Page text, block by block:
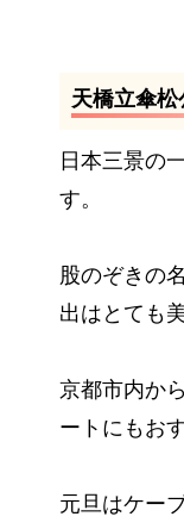
天橋立傘松
日本三景の
す。
股のぞきの
出はとても
京都市内か
ートにもお
元旦はケー